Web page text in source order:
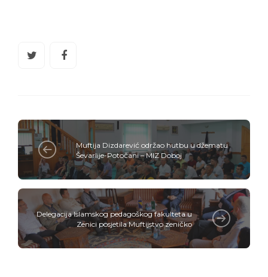
Muftija Dizdarević održao hutbu u džematu
Ševarlije-Potočani – MIZ Doboj
Delegacija Islamskog pedagoškog fakulteta u
Zenici posjetila Muftijstvo zeničko